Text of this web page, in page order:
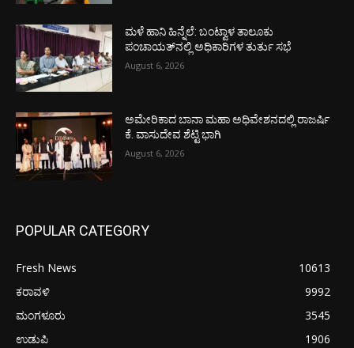
ಮಳೆ ಹಾನಿ ಹಿನ್ನೆಲೆ: ಬಂಟ್ವಾಳ ತಾಲೂಕು
ಪಂಚಾಯತ್‌ನಲ್ಲಿ ಅಧಿಕಾರಿಗಳ ತುರ್ತು ಸಭೆ
August 6, 2026
ಅಮೇರಿಕಾದ ಬಾನಾ ಮಹಾ ಅಧಿವೇಶನದಲ್ಲಿ ರಾಜರ್ಷಿ
ಕೆ. ವಾಸುದೇವ ಶೆಟ್ಟಿ ಭಾಗಿ
August 6, 2026
POPULAR CATEGORY
Fresh News
10613
ಕರಾವಳಿ
9992
ಮಂಗಳೂರು
3545
ಉಡುಪಿ
1906